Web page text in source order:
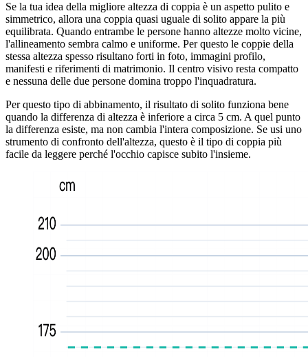
Se la tua idea della migliore altezza di coppia è un aspetto pulito e
simmetrico, allora una coppia quasi uguale di solito appare la più
equilibrata. Quando entrambe le persone hanno altezze molto vicine,
l'allineamento sembra calmo e uniforme. Per questo le coppie della
stessa altezza spesso risultano forti in foto, immagini profilo,
manifesti e riferimenti di matrimonio. Il centro visivo resta compatto
e nessuna delle due persone domina troppo l'inquadratura.
Per questo tipo di abbinamento, il risultato di solito funziona bene
quando la differenza di altezza è inferiore a circa 5 cm. A quel punto
la differenza esiste, ma non cambia l'intera composizione. Se usi uno
strumento di confronto dell'altezza, questo è il tipo di coppia più
facile da leggere perché l'occhio capisce subito l'insieme.